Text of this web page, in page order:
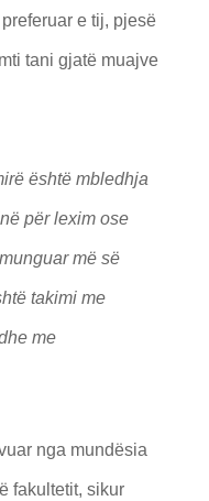
e tij, pjesë
tani gjatë muajve
është mbledhja
për lexim ose
më së
takimi me
me
nga mundësia
fakultetit, sikur